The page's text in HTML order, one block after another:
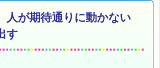
人が期待通りに動かない
す